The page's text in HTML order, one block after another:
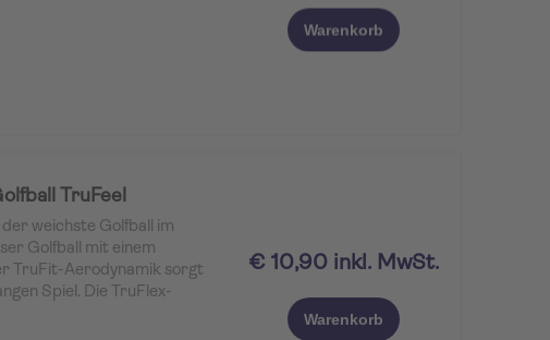
Farbe Natur
unterstreicht
Must-have für den Urlaub.
Warenkorb
TruFeel
weichste Golfball im
Golfball mit einem
TruFit-Aerodynamik sorgt
Spiel. Die TruFlex-
€ 10,90 inkl. MwSt.
Warenkorb